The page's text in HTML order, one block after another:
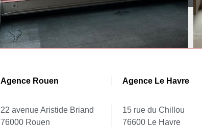
Agence Rouen
22 avenue Aristide Briand
76000 Rouen
Agence Le Havre
15 rue du Chillou
76600 Le Havre